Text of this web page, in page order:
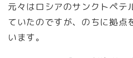
元々はロシアのサンクトペテ
ていたのですが、のちに拠点
います。